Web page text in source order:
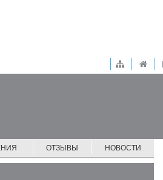
ОТЗЫВЫ НОВОСТИ